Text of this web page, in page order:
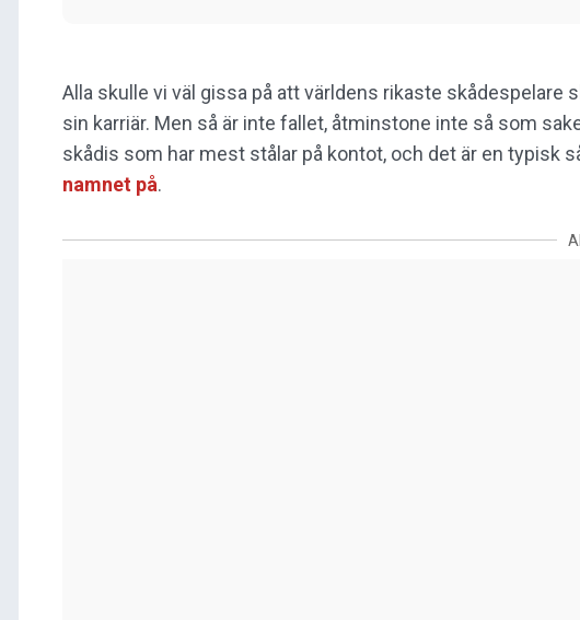
Alla skulle vi väl gissa på att världens rikaste
sin karriär. Men så är inte fallet, åtminstone inte så som
skådis som har mest stålar på kontot, och det är en typisk
namnet på.